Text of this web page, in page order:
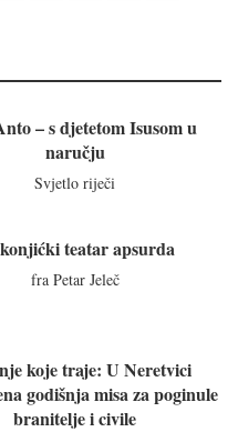
– s djetetom Isusom u
naručju
Svjetlo riječi
teatar apsurda
fra Petar Jeleč
koje traje: U Neretvici
godišnja misa za poginule
branitelje i civile